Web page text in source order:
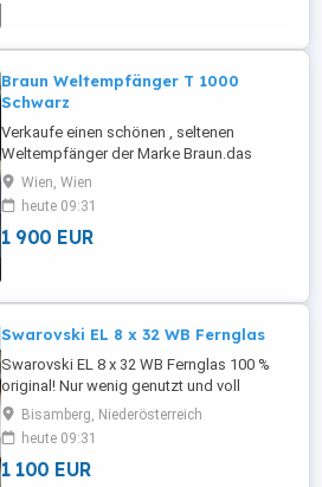
befindet sich ...
Braun Weltempfänger T 1000
Schwarz
Verkaufe einen schönen , seltenen
Weltempfänger der Marke Braun.das
Batteriefach ist sauber und die Antennen
sind gerade. Das originale Netzteil ist
eingebaut.
Wien, Wien
heute 09:31
1 900 EUR
Swarovski EL 8 x 32 WB Fernglas
Swarovski EL 8 x 32 WB Fernglas 100 %
original! Nur wenig genutzt und voll
funktionsfähig. in zugehöriger
Aufbewahrungsbox. Inklusive 2 EL Field
Pro Gurtschlaufenverbinder (Verwendung
mit allen herkömmlichen Gurten).
Bisamberg, Niederösterreich
heute 09:31
1 100 EUR